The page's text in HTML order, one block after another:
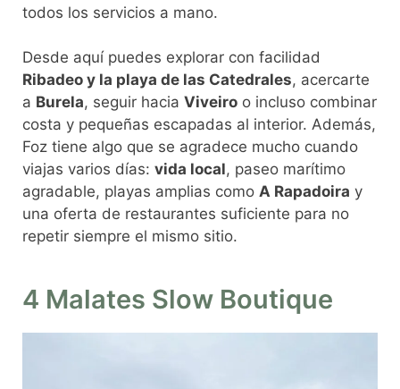
todos los servicios a mano.
Desde aquí puedes explorar con facilidad
Ribadeo y la playa de las Catedrales, acercarte
a Burela, seguir hacia Viveiro o incluso combinar
costa y pequeñas escapadas al interior. Además,
Foz tiene algo que se agradece mucho cuando
viajas varios días: vida local, paseo marítimo
agradable, playas amplias como A Rapadoira y
una oferta de restaurantes suficiente para no
repetir siempre el mismo sitio.
4 Malates Slow Boutique